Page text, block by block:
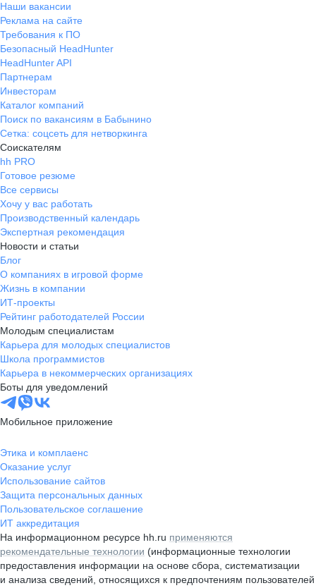
Наши вакансии
Реклама на сайте
Требования к ПО
Безопасный HeadHunter
HeadHunter API
Партнерам
Инвесторам
Каталог компаний
Поиск по вакансиям в Бабынино
Сетка: соцсеть для нетворкинга
Соискателям
hh PRO
Готовое резюме
Все сервисы
Хочу у вас работать
Производственный календарь
Экспертная рекомендация
Новости и статьи
Блог
О компаниях в игровой форме
Жизнь в компании
ИТ-проекты
Рейтинг работодателей России
Молодым специалистам
Карьера для молодых специалистов
Школа программистов
Карьера в некоммерческих организациях
Боты для уведомлений
Мобильное приложение
Этика и комплаенс
Оказание услуг
Использование сайтов
Защита персональных данных
Пользовательское соглашение
ИТ аккредитация
На информационном ресурсе hh.ru применяются
рекомендательные технологии (информационные технологии
предоставления информации на основе сбора, систематизации
и анализа сведений, относящихся к предпочтениям пользователей